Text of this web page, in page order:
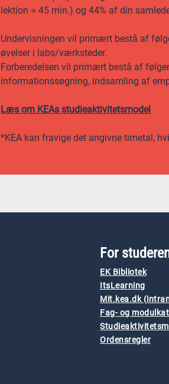
lektion = 45 min.) og 44% af din
Undervisningen vil primært bestå af
øvelser i labs/værksteder.
Forberedelsen vil primært bestå af
informationssøgning, indsamling af
Læs om KEAs studieaktivitetsmodel
*KEA kan fravige det angivne timetal,
For
EK Bibliotek
ItsLearning
Mit.kea.dk
Fag- og
Ordensregler